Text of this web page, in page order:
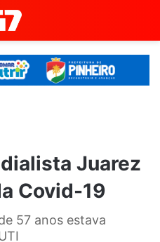
Juarez
Covid-19
57 anos estava